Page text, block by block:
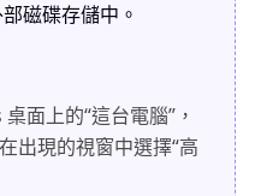
磁碟存儲中。
面上的“這台電腦”，
出現的視窗中選擇“高